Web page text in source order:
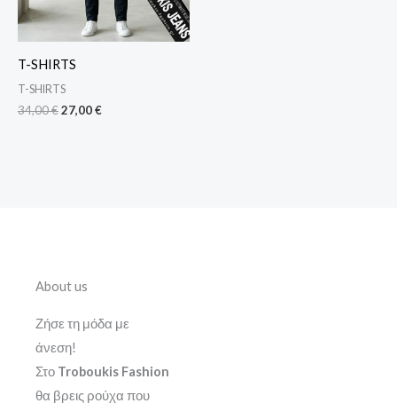
T-SHIRTS
T-SHIRTS
34,00€27,00€
About us
Ζήσε τη μόδα με
άνεση!
Στο Troboukis Fashion
θα βρεις ρούχα που